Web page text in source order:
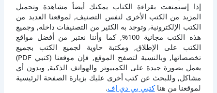
إذا إستمتعت بقراءة الكتاب يمكنك أيضاً مشاهدة وتحميل
المزيد من الكتب الأخرى لنفس التصنيف, لموقعنا العديد من
الكتب الإلكترونية, وتوجد به الكثير من التصنيفات داخله, وجميع
هذه الكتب مجانية 100%, كما وأننا نعتبر من أفضل مواقع
الكتب على الإطلاق, ومكتبة حاوية لجميع الكتب بجميع
تخصصاتها, وبالنسبة لتصفح الموقع, فإن موقعنا (كتبي PDF)
يعمل بصورة جيدة على الكمبيوتر والهواتف الذكية, وبدون أي
مشاكل, وللبحث عن كتب أخرى عليك بزيارة الصفحة الرئيسية
لموقعنا من هناكتبي بي دي إف.